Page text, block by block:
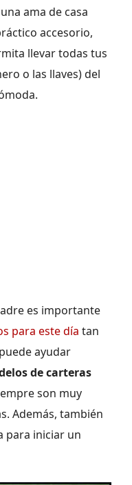
ama de casa
accesorio,
llevar todas tus
o las llaves) del
es importante
para este día tan
ayudar
de carteras
son muy
Además, también
para iniciar un